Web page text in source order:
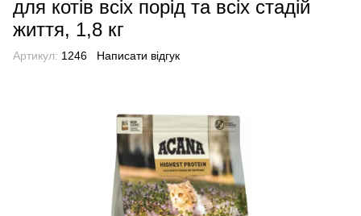
для котів всіх порід та всіх стадій
життя, 1,8 кг
Артикул: 1246 Написати відгук